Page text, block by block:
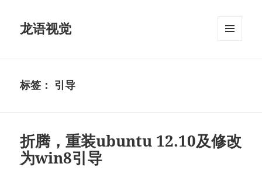
龙语视觉
标签： 引导
折腾，重装ubuntu 12.10及修改
为win8引导